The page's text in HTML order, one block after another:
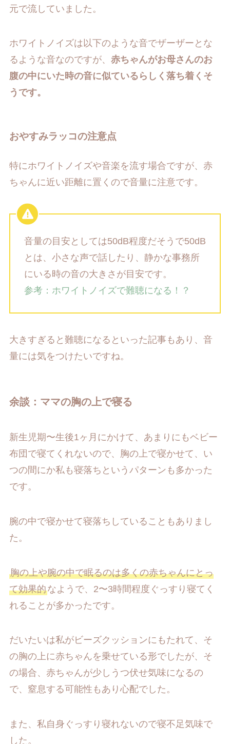
元で流していました。
ホワイトノイズは以下のような音でザーザーとな
るような音なのですが、 赤ちゃんがお母さんのお
腹の中にいた時の音に似ているらしく落ち着くそ
うです。
おやすみラッコの注意点
特にホワイトノイズや音楽を流す場合ですが、赤
ちゃんに近い距離に置くので音量に注意です。
音量の目安としては50dB程度だそうで50dB
とは、小さな声で話したり、静かな事務所
にいる時の音の大きさが目安です。
参考：ホワイトノイズで難聴になる！？
大きすぎると難聴になるといった記事もあり、音
量には気をつけたいですね。
余談：ママの胸の上で寝る
新生児期〜生後1ヶ月にかけて、あまりにもベビー
布団で寝てくれないので、胸の上で寝かせて、い
つの間にか私も寝落ちというパターンも多かった
です。
腕の中で寝かせて寝落ちしていることもありまし
た。
胸の上や腕の中で眠るのは多くの赤ちゃんにとっ
て効果的なようで、2〜3時間程度ぐっすり寝てく
れることが多かったです。
だいたいは私がビーズクッションにもたれて、そ
の胸の上に赤ちゃんを乗せている形でしたが、そ
の場合、赤ちゃんが少しうつ伏せ気味になるの
で、窒息する可能性もあり心配でした。
また、私自身ぐっすり寝れないので寝不足気味で
した。